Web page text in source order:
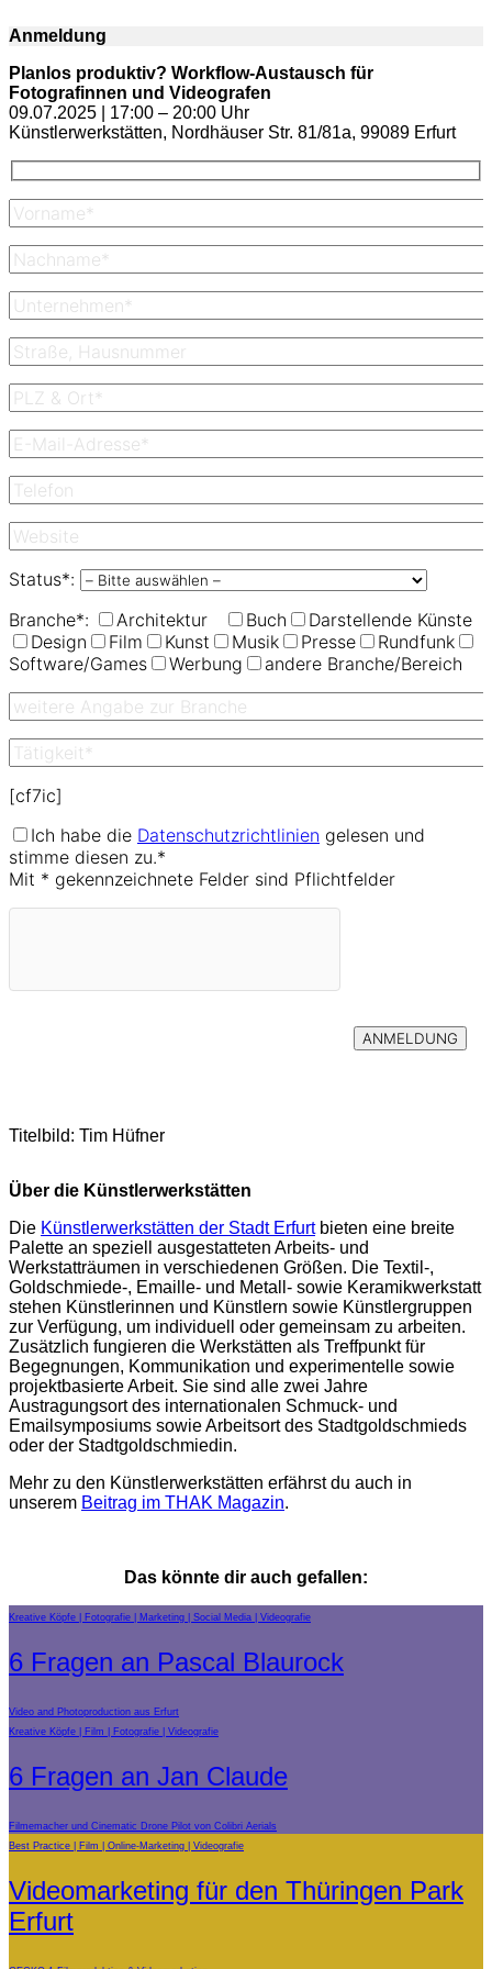
Anmeldung
Planlos produktiv? Workflow-Austausch für
Fotografinnen und Videografen
09.07.2025 | 17:00 – 20:00 Uhr
Künstlerwerkstätten, Nordhäuser Str. 81/81a, 99089 Erfurt
Status*:
Branche*:
Architektur Buch
Darstellende Künste
Design
Film Kunst Musik Presse
Rundfunk
Software/Games
Werbung andere Branche/Bereich
[cf7ic]
Ich habe die Datenschutzrichtlinien gelesen und
stimme diesen zu.*
Mit * gekennzeichnete Felder sind Pflichtfelder
Titelbild: Tim Hüfner
Über die Künstlerwerkstätten
Die Künstlerwerkstätten der Stadt Erfurtbieten eine breite
Palette an speziell ausgestatteten Arbeits- und
Werkstatträumen in verschiedenen Größen. Die Textil-,
Goldschmiede-, Emaille- und Metall- sowie Keramikwerkstatt
stehen Künstlerinnen und Künstlern sowie Künstlergruppen
zur Verfügung, um individuell oder gemeinsam zu arbeiten.
Zusätzlich fungieren die Werkstätten als Treffpunkt für
Begegnungen, Kommunikation und experimentelle sowie
projektbasierte Arbeit. Sie sind alle zwei Jahre
Austragungsort des internationalen Schmuck- und
Emailsymposiums sowie Arbeitsort des Stadtgoldschmieds
oder der Stadtgoldschmiedin.
Mehr zu den Künstlerwerkstätten erfährst du auch in
unserem Beitrag im THAK Magazin.
Das könnte dir auch gefallen:
Kreative Köpfe Fotografie Marketing Social Media Videografie
6 Fragen an Pascal Blaurock
Video and Photoproduction aus Erfurt
Kreative Köpfe
Film Fotografie Videografie
6 Fragen an Jan Claude
Filmemacher und Cinematic Drone Pilot von Colibri Aerials
Best Practice
Film Online-Marketing Videografie
Videomarketing für den Thüringen Park
Erfurt